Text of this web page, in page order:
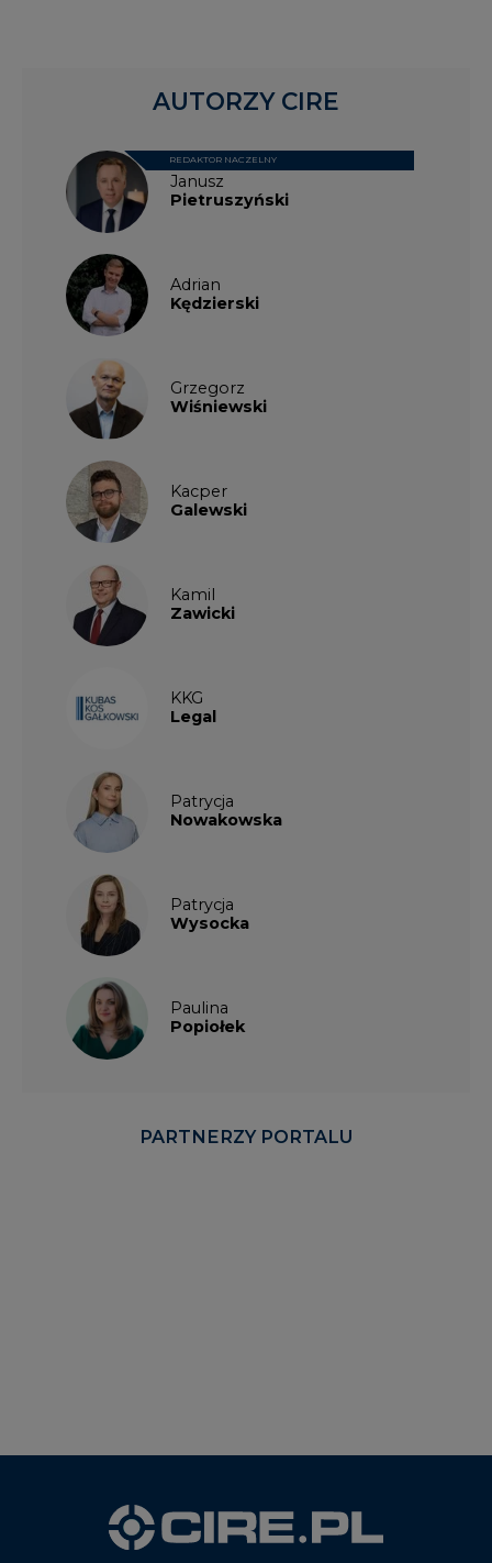
Janusz
Pietruszyński
REDAKTOR NACZELNY
Adrian
Kędzierski
Grzegorz
Wiśniewski
Kacper
Galewski
Kamil
Zawicki
KKG
Legal
Patrycja
Nowakowska
Patrycja
Wysocka
Paulina
Popiołek
AUTORZY CIRE
PARTNERZY PORTALU